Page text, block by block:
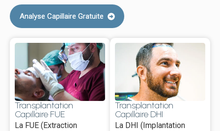
Analyse Capillaire Gratuite
Transplantation
Capillaire FUE
La FUE (Extraction
Transplantation
Capillaire DHI
La DHI (Implantation